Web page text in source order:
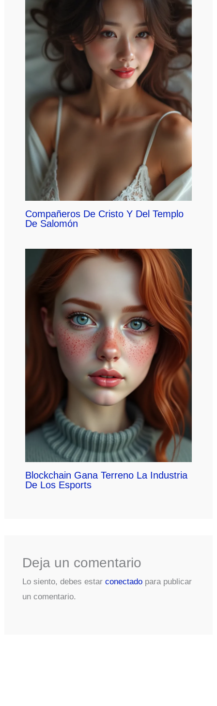
Compañeros De Cristo Y Del Templo
De Salomón
Blockchain Gana Terreno La Industria
De Los Esports
Deja un comentario
Lo siento, debes estar conectadopara publicar
un comentario.